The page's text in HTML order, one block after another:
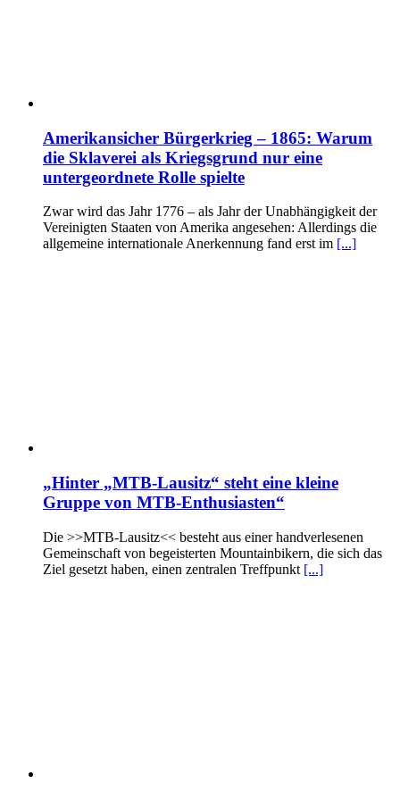
Amerikansicher Bürgerkrieg – 1865: Warum
die Sklaverei als Kriegsgrund nur eine
untergeordnete Rolle spielte
Zwar wird das Jahr 1776 – als Jahr der Unabhängigkeit der
Vereinigten Staaten von Amerika angesehen: Allerdings die
allgemeine internationale Anerkennung fand erst im [...]
„Hinter „MTB-Lausitz“ steht eine kleine
Gruppe von MTB-Enthusiasten“
Die >>MTB-Lausitz<< besteht aus einer handverlesenen
Gemeinschaft von begeisterten Mountainbikern, die sich das
Ziel gesetzt haben, einen zentralen Treffpunkt [...]